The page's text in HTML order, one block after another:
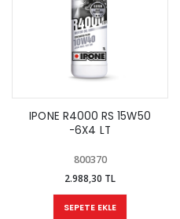
IPONE R4000 RS 15W50
-6X4 LT
800370
2.988,30 TL
SEPETE EKLE